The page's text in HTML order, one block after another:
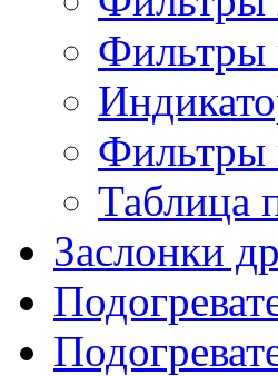
Фильтры
Фильтры
Таблица
Заслонки